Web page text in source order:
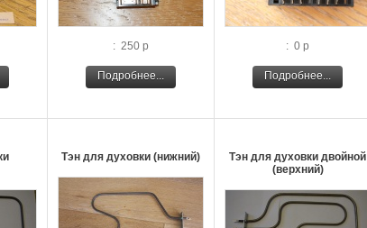
: 250 р
Подробнее...
: 0 р
Подробнее...
Тэн для духовки (нижний)
Тэн для духовки двойной
(верхний)